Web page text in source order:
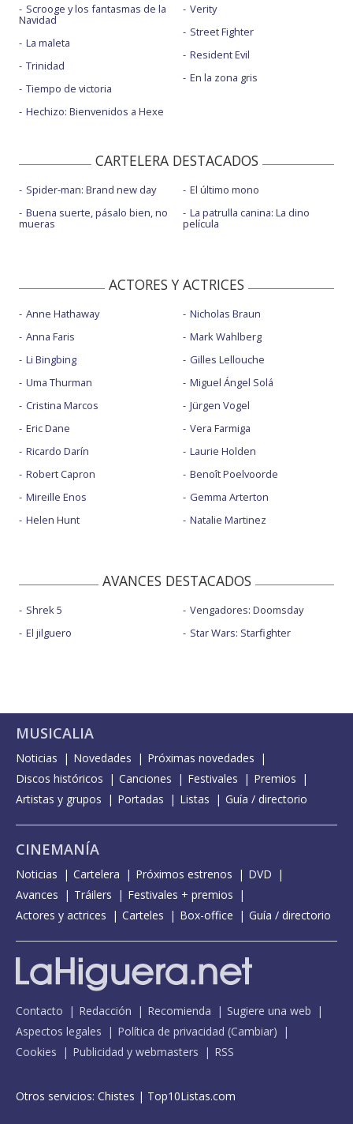
Scrooge y los fantasmas de la
Navidad
La maleta
Trinidad
Tiempo de victoria
Hechizo: Bienvenidos a Hexe
Verity
Street Fighter
Resident Evil
En la zona gris
CARTELERA DESTACADOS
Spider-man: Brand new day
Buena suerte, pásalo bien, no
mueras
El último mono
La patrulla canina: La dino
película
ACTORES Y ACTRICES
Anne Hathaway
Anna Faris
Li Bingbing
Uma Thurman
Cristina Marcos
Eric Dane
Ricardo Darín
Robert Capron
Mireille Enos
Helen Hunt
Nicholas Braun
Mark Wahlberg
Gilles Lellouche
Miguel Ángel Solá
Jürgen Vogel
Vera Farmiga
Laurie Holden
Benoît Poelvoorde
Gemma Arterton
Natalie Martinez
AVANCES DESTACADOS
Shrek 5
El jilguero
Vengadores: Doomsday
Star Wars: Starfighter
MUSICALIA
Noticias Novedades
Próximas novedades
Discos históricos
Canciones Festivales
Premios
Artistas y grupos
Portadas Listas Guía / directorio
CINEMANÍA
Noticias Cartelera Próximos estrenos
DVD
Avances
Tráilers
Festivales + premios
Actores y actrices
Carteles Box-office Guía / directorio
Contacto Redacción Recomienda
Sugiere una web
Aspectos legales
Política de privacidad (Cambiar)
Cookies
Publicidad y webmasters RSS
Otros servicios: Chistes | Top10Listas.com